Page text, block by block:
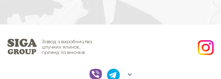
Завод з виробництва
штучних ялинок,
гірлянд та віночків